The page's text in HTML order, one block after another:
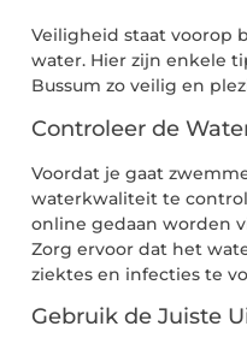
Veiligheid staat voorop
water. Hier zijn enkele
Bussum zo veilig en
Controleer de
Voordat je gaat
waterkwaliteit te
online gedaan worden
Zorg ervoor dat het
ziektes en infecties te
Gebruik de Juiste